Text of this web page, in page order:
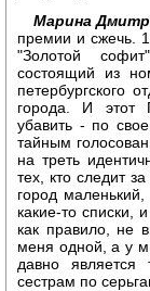
Марина
премии и сжечь.
"Золотой
состоящий из
петербургского
города. И этот
убавить - по
тайным
на треть
тех, кто следит
город
какие-то списки,
как правило, не
меня одной, а у
давно является
сестрам по